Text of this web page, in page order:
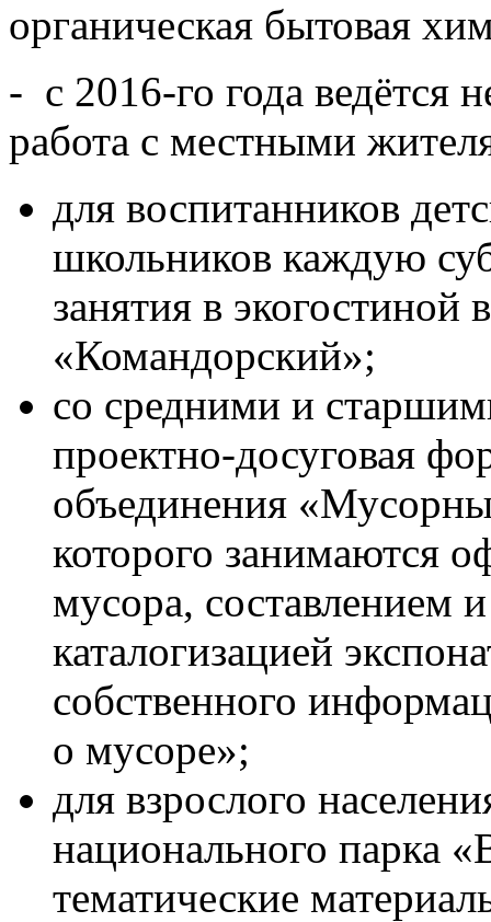
органическая бытовая
- с 2016-го года ведётся
работа с местными
для воспитанников
школьников каждую
занятия в экогостиной
«Командорский»;
со средними и
проектно-досуговая
объединения
которого занимаются
мусора, составлением
каталогизацией
собственного
о мусоре»;
для взрослого
национального парка
тематические